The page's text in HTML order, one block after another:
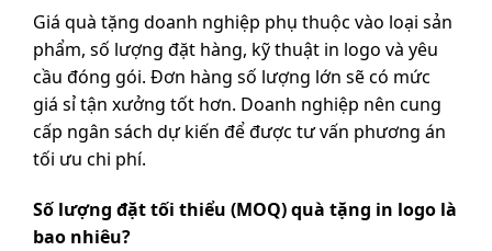
Giá quà tặng doanh nghiệp phụ thuộc vào loại sản
phẩm, số lượng đặt hàng, kỹ thuật in logo và yêu
cầu đóng gói. Đơn hàng số lượng lớn sẽ có mức
giá sỉ tận xưởng tốt hơn. Doanh nghiệp nên cung
cấp ngân sách dự kiến để được tư vấn phương án
tối ưu chi phí.
Số lượng đặt tối thiểu (MOQ) quà tặng in logo là
bao nhiêu?